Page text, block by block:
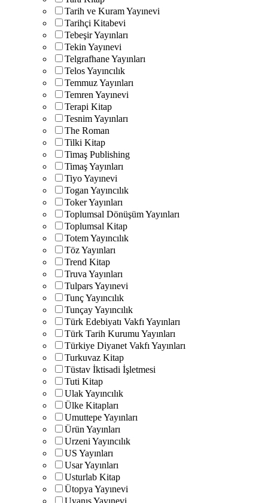
Tarih ve Kuram Yayınevi
Tarihçi Kitabevi
Tebeşir Yayınları
Tekin Yayınevi
Telgrafhane Yayınları
Telos Yayıncılık
Temmuz Yayınları
Temren Yayınevi
Terapi Kitap
Tesnim Yayınları
The Roman
Tilki Kitap
Timaş Publishing
Timaş Yayınları
Tiyo Yayınevi
Togan Yayıncılık
Toker Yayınları
Toplumsal Dönüşüm Yayınları
Toplumsal Kitap
Totem Yayıncılık
Töz Yayınları
Trend Kitap
Truva Yayınları
Tulpars Yayınevi
Tunç Yayıncılık
Tunçay Yayıncılık
Türk Edebiyatı Vakfı Yayınları
Türk Tarih Kurumu Yayınları
Türkiye Diyanet Vakfı Yayınları
Turkuvaz Kitap
Tüstav İktisadi İşletmesi
Tuti Kitap
Ulak Yayıncılık
Ülke Kitapları
Umuttepe Yayınları
Ürün Yayınları
Urzeni Yayıncılık
US Yayınları
Usar Yayınları
Usturlab Kitap
Ütopya Yayınevi
Uyanış Yayınevi